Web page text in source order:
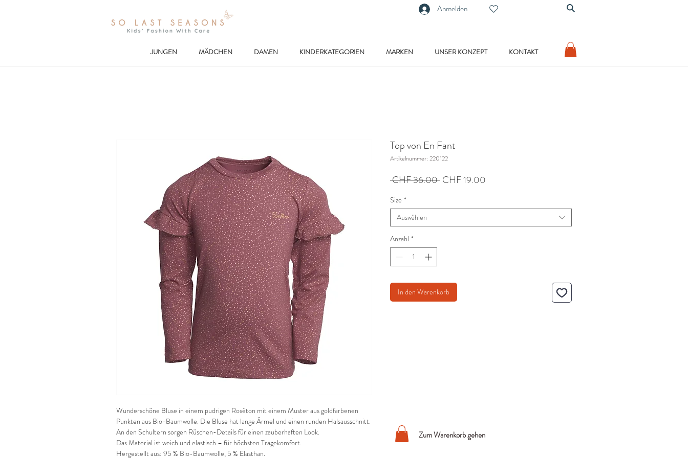
Anmelden
JUNGEN MÄDCHEN DAMEN KINDERKATEGORIEN MARKEN UNSER KONZEPT KONTAKT
Zum Warenkorb gehen
Wunderschöne Bluse in einem pudrigen Roséton mit einem Muster aus goldfarbenen
Punkten aus Bio-Baumwolle. Die Bluse hat lange Ärmel und einen runden Halsausschnitt.
An den Schultern sorgen Rüschen-Details für einen zauberhaften Look.
Das Material ist weich und elastisch – für höchsten Tragekomfort.
Hergestellt aus: 95 % Bio-Baumwolle, 5 % Elasthan.
Top von En Fant
Artikelnummer: 220122
CHF 36.00 Standardpreis
CHF 19.00
Size *
Auswählen
Anzahl *
In den Warenkorb